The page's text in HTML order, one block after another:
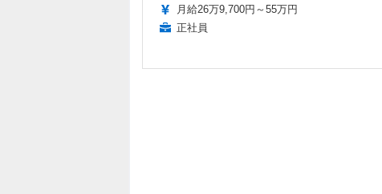
月給26万9,700円～55万円
正社員